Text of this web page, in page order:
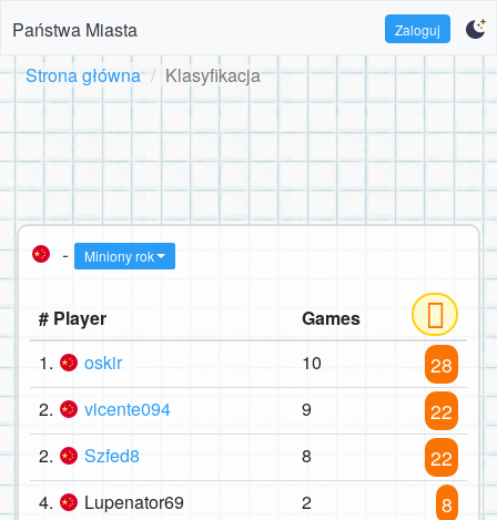
Państwa Miasta Zaloguj
Strona główna Klasyfikacja
- Miniony rok
# Player
Games
1.
oskir 10 28
2. vicente094 9 22
2. Szfed8 8 22
4. Lupenator69 2 8